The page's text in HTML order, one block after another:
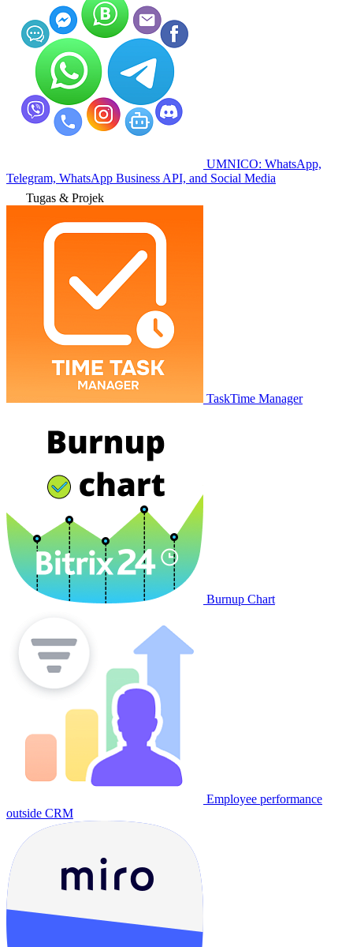
UMNICO: WhatsApp,
Telegram, WhatsApp Business API, and Social Media
Tugas & Projek
TaskTime Manager
Burnup Chart
Employee performance
outside CRM